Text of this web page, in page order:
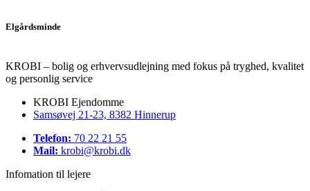
Elgårdsminde
KROBI – bolig og erhvervsudlejning med fokus på tryghed, kvalitet
og personlig service
KROBI Ejendomme
Samsøvej 21-23, 8382 Hinnerup
Telefon: 70 22 21 55
Mail: krobi@krobi.dk
Infomation til lejere